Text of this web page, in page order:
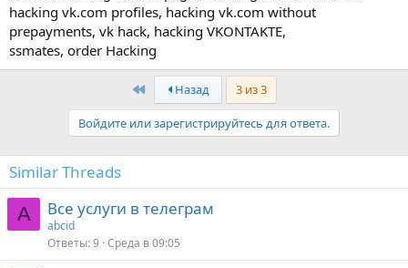
hacking vk.com profiles, hacking vk.com without
prepayments, vk hack, hacking VKONTAKTE,
ssmates, order Hacking
First Назад 3 из 3
Войдите или зарегистрируйтесь для ответа.
Similar Threads
A Все услуги в телеграм
abcid
Ответы 9 Среда в 09:05